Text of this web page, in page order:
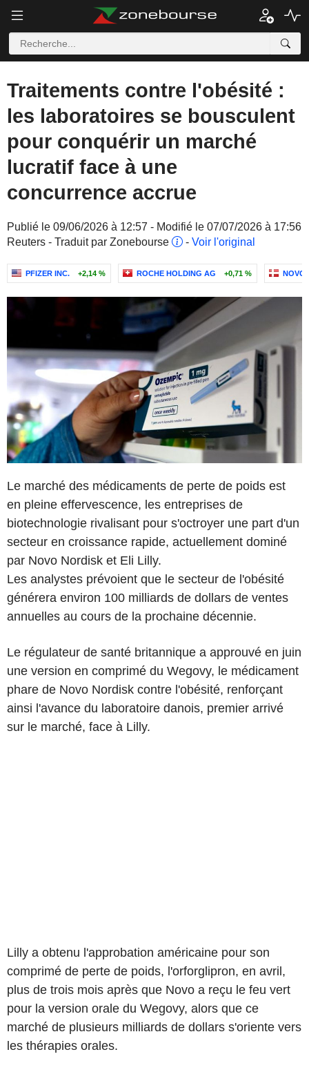
Traitements contre l'obésité :
les laboratoires se bousculent
pour conquérir un marché
lucratif face à une
concurrence accrue
Publié le 09/06/2026 à 12:57 - Modifié le 07/07/2026 à 17:56
Reuters - Traduit par Zonebourse
- Voir l'original
PFIZER INC. +2,14 % ROCHE HOLDING AG +0,71 % NOVO
Le marché des médicaments de perte de poids est
en pleine effervescence, les entreprises de
biotechnologie rivalisant pour s'octroyer une part d'un
secteur en croissance rapide, actuellement dominé
par Novo Nordisk et Eli Lilly.
Les analystes prévoient que le secteur de l'obésité
générera environ 100 milliards de dollars de ventes
annuelles au cours de la prochaine décennie.
Le régulateur de santé britannique a approuvé en juin
une version en comprimé du Wegovy, le médicament
phare de Novo Nordisk contre l'obésité, renforçant
ainsi l'avance du laboratoire danois, premier arrivé
sur le marché, face à Lilly.
Lilly a obtenu l'approbation américaine pour son
comprimé de perte de poids, l'orforglipron, en avril,
plus de trois mois après que Novo a reçu le feu vert
pour la version orale du Wegovy, alors que ce
marché de plusieurs milliards de dollars s'oriente vers
les thérapies orales.